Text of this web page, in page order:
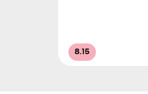
8.15